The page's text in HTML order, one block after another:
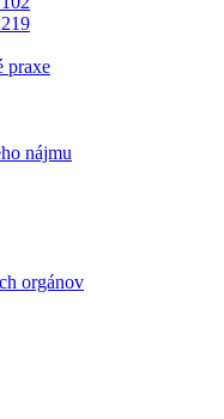
praxe
nájmu
orgánov